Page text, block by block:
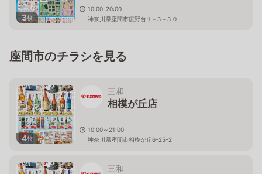
3枚
10:00-20:00
神奈川県座間市広野台１−３−３０
座間市のチラシを見る
4枚
三和
相模が丘店
10:00～21:00
神奈川県座間市相模が丘6-25-2
三和